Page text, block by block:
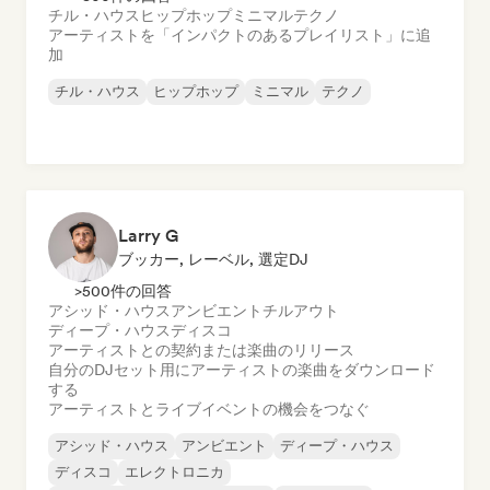
チル・ハウス ヒップホップミニマルテクノ
アーティストを「インパクトのあるプレイリスト」に追
加
チル・ハウス ヒップホップ ミニマル テクノ
Larry G
ブッカー, レーベル, 選定DJ
>500件の回答
アシッド・ハウスアンビエント チルアウト
ディープ・ハウスディスコ
アーティストとの契約または楽曲のリリース
自分のDJセット用にアーティストの楽曲をダウンロード
する
アーティストとライブイベントの機会をつなぐ
アシッド・ハウス アンビエント
ディープ・ハウス
ディスコ
エレクトロニカ